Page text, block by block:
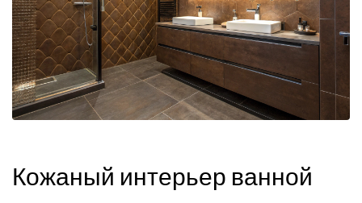
Кожаный интерьер ванной